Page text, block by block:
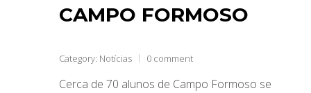
CAMPO FORMOSO
Category: Notícias 0 comment
Cerca de 70 alunos de Campo Formoso se